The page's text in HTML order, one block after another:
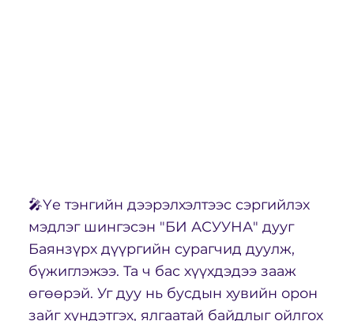
🎤Үе тэнгийн дээрэлхэлтээс сэргийлэх
мэдлэг шингэсэн "БИ АСУУНА" дууг
Баянзүрх дүүргийн сурагчид дуулж,
бүжиглэжээ. Та ч бас хүүхдэдээ зааж
өгөөрэй. Уг дуу нь бусдын хувийн орон
зайг хүндэтгэх, ялгаатай байдлыг ойлгох